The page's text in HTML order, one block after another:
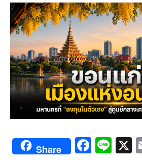
Share F Li X